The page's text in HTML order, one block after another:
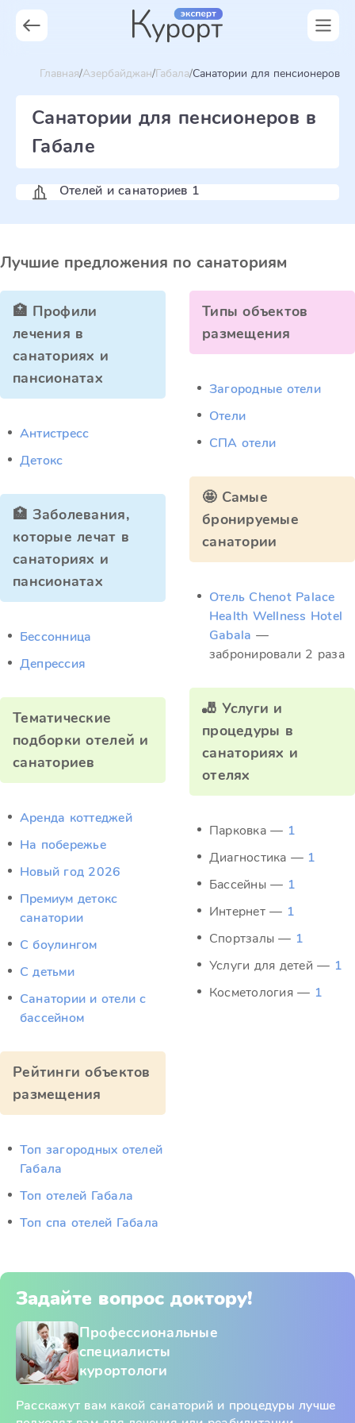
Главная Азербайджан Габала Санатории для пенсионеров
Санатории для пенсионеров в
Габале
Отелей и санаториев 1
Лучшие предложения по санаториям
🏥 Профили
лечения в
санаториях и
пансионатах
Антистресс
Детокс
🏥 Заболевания,
которые лечат в
санаториях и
пансионатах
Бессонница
Депрессия
Тематические
подборки отелей и
санаториев
Аренда коттеджей
На побережье
Новый год 2026
Премиум детокс
санатории
С боулингом
С детьми
Санатории и отели с
бассейном
Рейтинги объектов
размещения
Топ загородных отелей
Габала
Топ отелей Габала
Топ спа отелей Габала
Типы объектов
размещения
Загородные отели
Отели
СПА отели
🤩 Самые
бронируемые
санатории
Отель Chenot Palace
Health Wellness Hotel
Gabala —
забронировали 2 раза
🎳 Услуги и
процедуры в
санаториях и
отелях
Парковка — 1
Диагностика — 1
Бассейны — 1
Интернет — 1
Спортзалы — 1
Услуги для детей — 1
Косметология — 1
Задайте вопрос доктору!
Профессиональные
специалисты
курортологи
Расскажут вам какой санаторий и процедуры лучше